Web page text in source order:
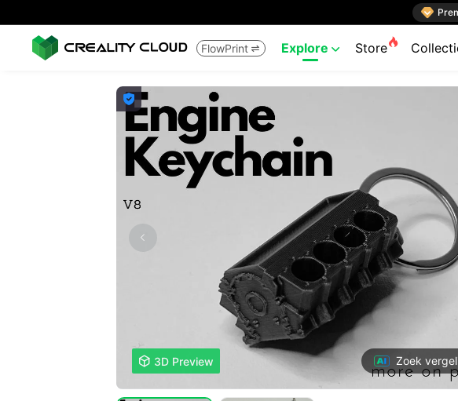

FlowPrint  Explore  Store

 3D Preview Zoek